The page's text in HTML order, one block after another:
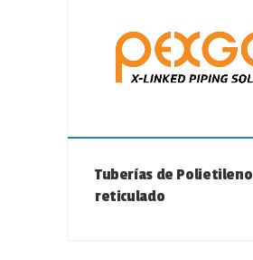
Tuberías de Polietileno
reticulado